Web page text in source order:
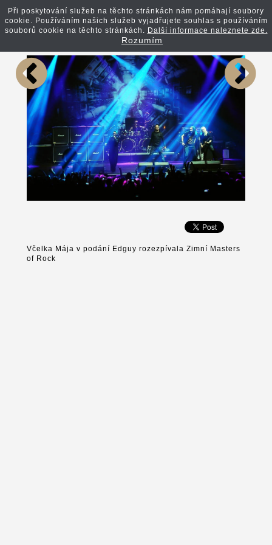
Zpět na článek
Včelka Mája v podání Edguy rozezpívala Zimní Masters
of Rock
Při poskytování služeb na těchto stránkách nám pomáhají soubory
cookie. Používáním našich služeb vyjadřujete souhlas s používáním
souborů cookie na těchto stránkách. Další informace naleznete zde.
Rozumím